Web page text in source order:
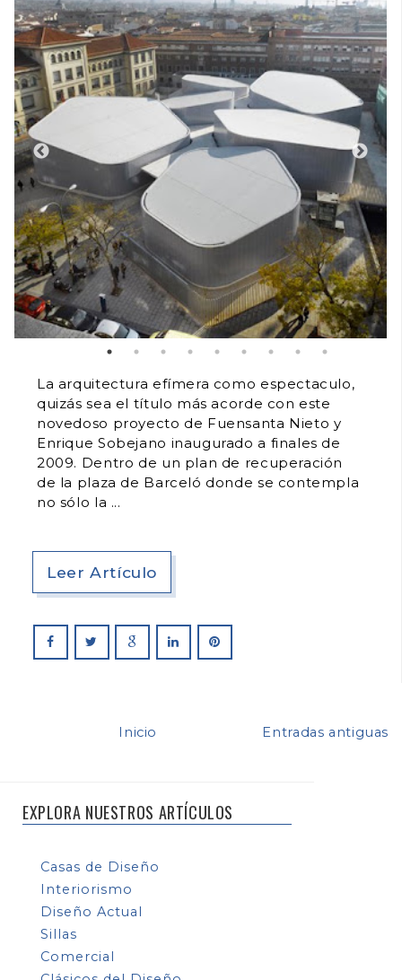
La arquitectura efímera como espectaculo,
quizás sea el título más acorde con este
novedoso proyecto de Fuensanta Nieto y
Enrique Sobejano inaugurado a finales de
2009. Dentro de un plan de recuperación
de la plaza de Barceló donde se contempla
no sólo la
Leer Artículo
Entradas antiguas
Inicio
EXPLORA NUESTROS ARTÍCULOS
Casas de Diseño
Interiorismo
Diseño Actual
Sillas
Comercial